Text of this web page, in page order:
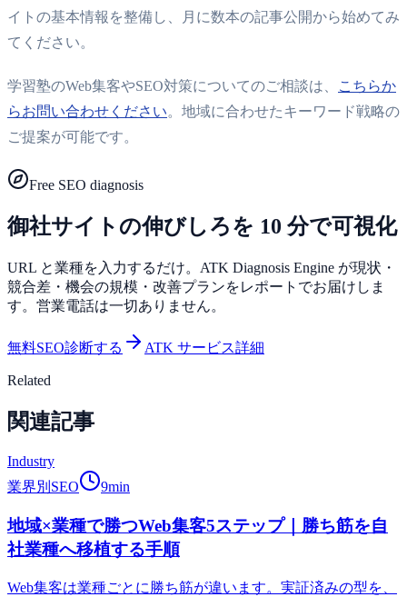
イトの基本情報を整備し、月に数本の記事公開から始めてみ
てください。
学習塾のWeb集客やSEO対策についてのご相談は、
こちらか
らお問い合わせください。地域に合わせたキーワード戦略の
ご提案が可能です。
Free SEO diagnosis
御社サイトの伸びしろを 10 分で可視化
URL と業種を入力するだけ。ATK Diagnosis Engine が現状・
競合差・機会の規模・改善プランをレポートでお届けしま
す。営業電話は一切ありません。
無料SEO診断する ATK サービス詳細
Related
関連記事
Industry
業界別SEO
9min
地域×業種で勝つWeb集客5ステップ｜勝ち筋を自
社業種へ移植する手順
Web集客は業種ごとに勝ち筋が違います。実証済みの型を、